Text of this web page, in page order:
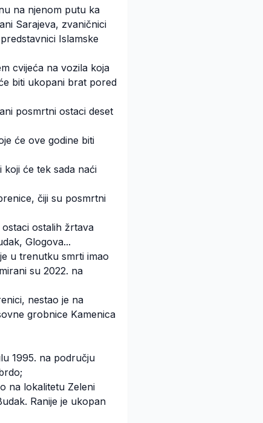
na njenom putu ka
Sarajeva, zvaničnici
Islamske
cvijeća na vozila koja
biti ukopani brat pored
posmrtni ostaci deset
će ove godine biti
koji će tek sada naći
čiji su posmrtni
ostalih žrtava
Glogova...
u trenutku smrti imao
su 2022. na
nestao je na
grobnice Kamenica
1995. na području
na lokalitetu Zeleni
Ranije je ukopan